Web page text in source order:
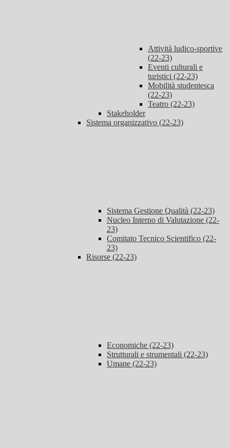
Attività ludico-sportive
(22-23)
Eventi culturali e
turistici (22-23)
Mobilità studentesca
(22-23)
Teatro (22-23)
Stakeholder
Sistema organizzativo (22-23)
Sistema Gestione Qualità (22-23)
Nucleo Interno di Valutazione (22-
23)
Comitato Tecnico Scientifico (22-
23)
Risorse (22-23)
Economiche (22-23)
Strutturali e strumentali (22-23)
Umane (22-23)